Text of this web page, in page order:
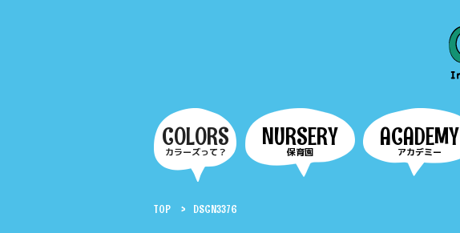
COLORS
カラーズって？
NURSERY
保育園
ACADEMY
アカデミー
TOP DSCN3376